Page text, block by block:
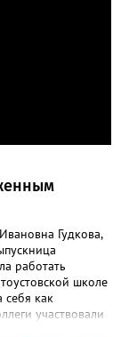
Гудкова,
работать
школе
как
участвовали